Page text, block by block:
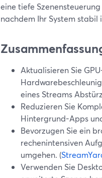
eine tiefe
nachdem Ihr System stabil
Aktualisieren Sie
eines Streams
Reduzieren Sie
Hintergrund-Apps
Bevorzugen Sie ein
rechenintensiven
umgehen. (
Verwenden Sie